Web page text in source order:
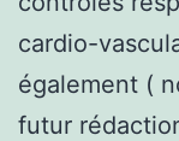
cardio-
également (
futur